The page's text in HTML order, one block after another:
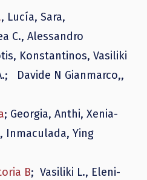
, Lucía, Sara,
C., Alessandro
Konstantinos, Vasiliki
;
Davide N Gianmarco,,
; Georgia, Anthi, Xenia-
Inmaculada, Ying
B; Vasiliki L., Eleni-